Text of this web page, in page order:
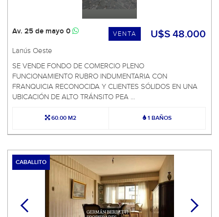
U$S 48.000
VENTA
Av. 25 de mayo 0
Lanús Oeste
SE VENDE FONDO DE COMERCIO PLENO
FUNCIONAMIENTO RUBRO INDUMENTARIA CON
FRANQUICIA RECONOCIDA Y CLIENTES SÓLIDOS EN UNA
UBICACIÓN DE ALTO TRÁNSITO PEA ...
60.00 M2 1 BAÑOS
CABALLITO